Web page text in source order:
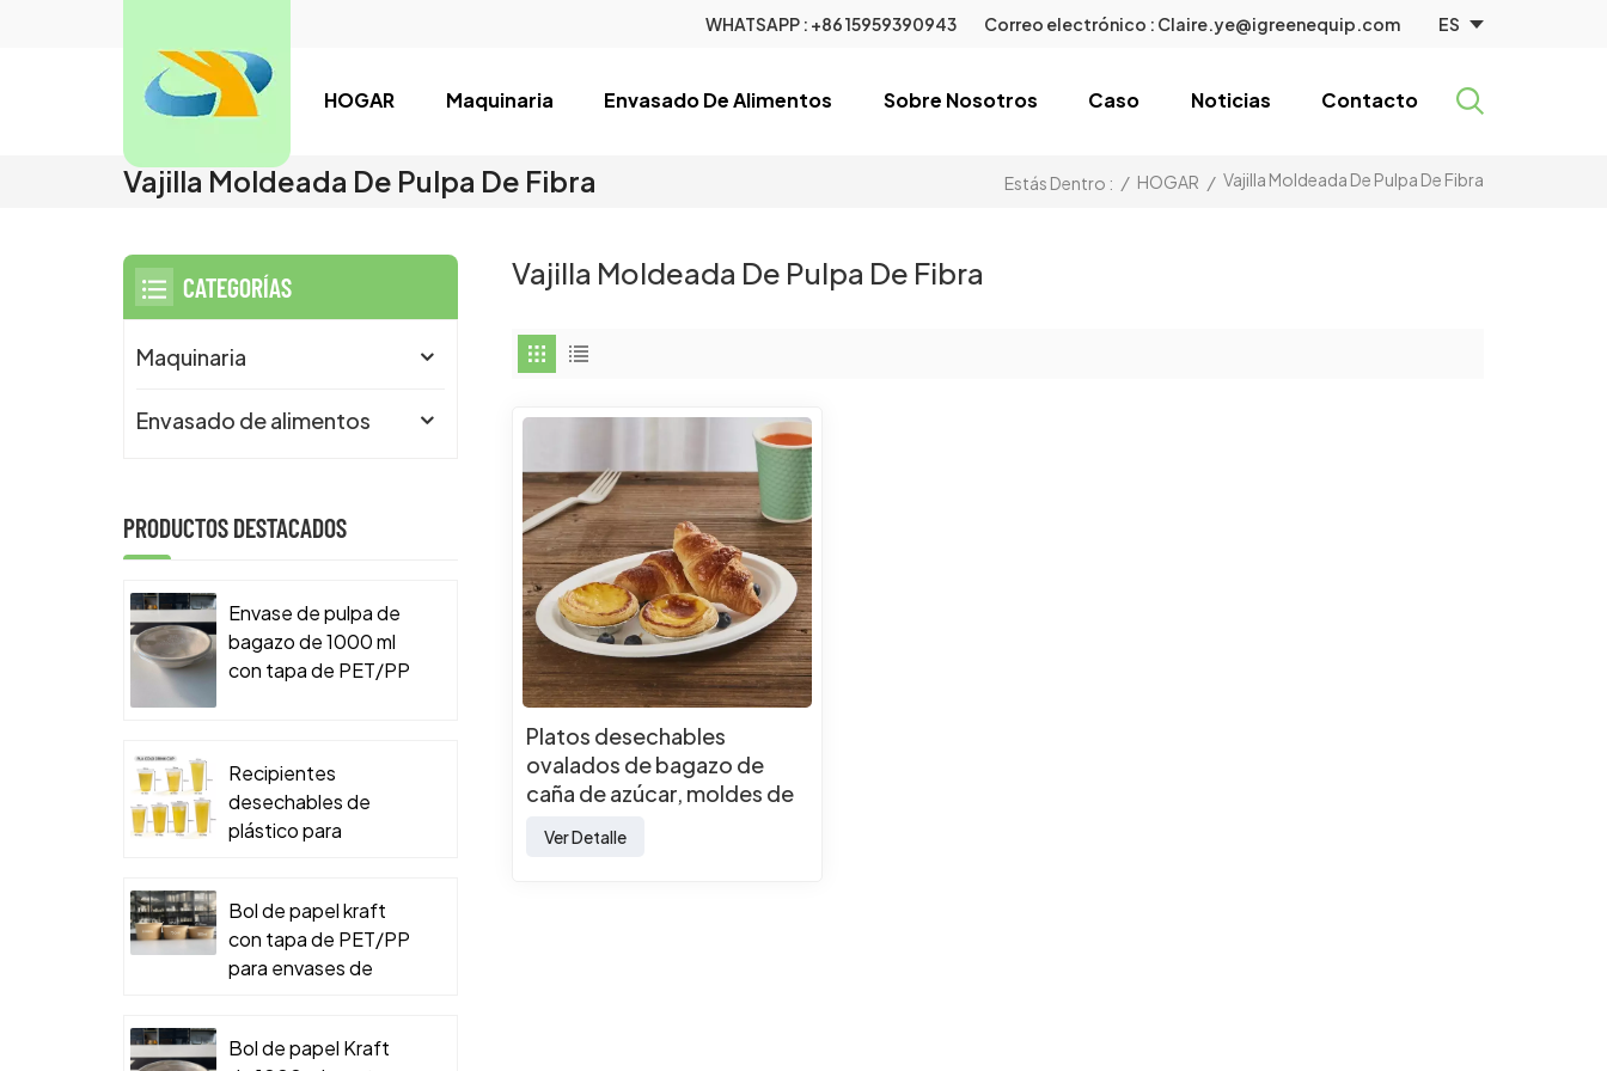
WHATSAPP : +86 15959390943 Correo electrónico : Claire.ye@igreenequip.com ES
HOGAR Maquinaria Envasado De Alimentos Sobre Nosotros Caso Noticias Contacto
Vajilla Moldeada De Pulpa De Fibra Estás Dentro : / HOGAR / Vajilla Moldeada De Pulpa De Fibra
Vajilla Moldeada De Pulpa De Fibra
Platos desechables
ovalados de bagazo de
caña de azúcar, moldes de
biodegradables y
Ver Detalle
CATEGORÍAS
Maquinaria
Envasado de alimentos
PRODUCTOS DESTACADOS
Envase de pulpa de
bagazo de 1000 ml
con tapa de PET/PP
Recipientes
desechables de
plástico para
Bol de papel kraft
con tapa de PET/PP
para envases de
Bol de papel Kraft